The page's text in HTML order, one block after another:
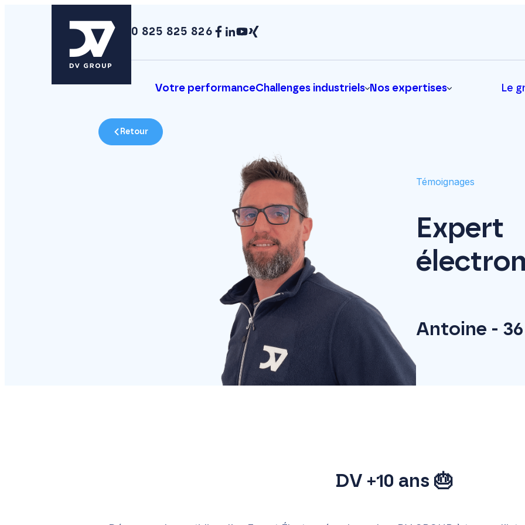
0 825 825 826
Votre performanceChallenges industriels Nos expertises Le
Retour
Témoignages
Expert
Antoine -
DV +10 ans 🎂